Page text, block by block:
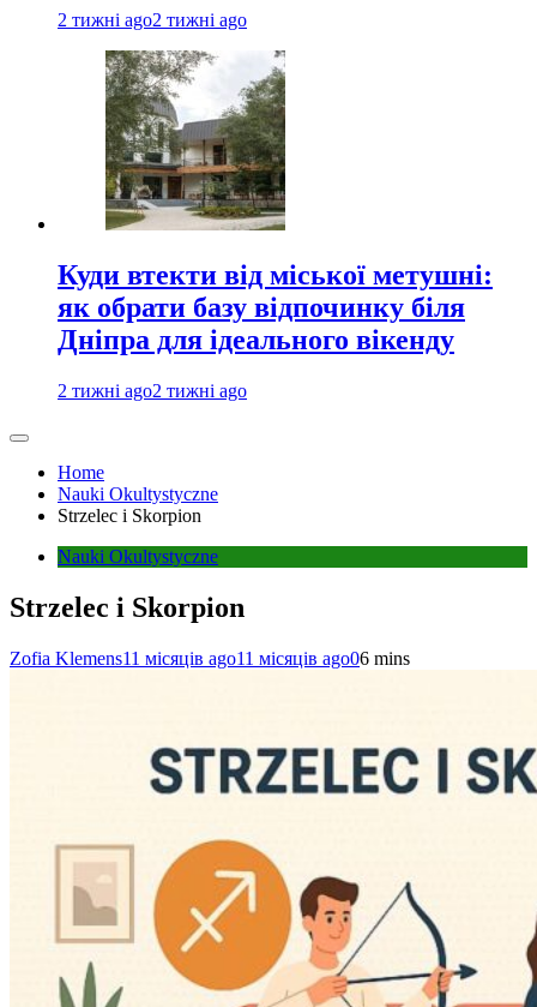
2 тижні ago2 тижні ago
Куди втекти від міської метушні:
як обрати базу відпочинку біля
Дніпра для ідеального вікенду
2 тижні ago2 тижні ago
Home
Nauki Okultystyczne
Strzelec i Skorpion
Nauki Okultystyczne
Strzelec i Skorpion
Zofia Klemens11 місяців ago11 місяців ago06 mins